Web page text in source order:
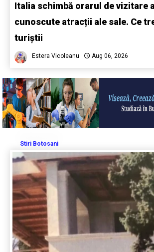
Italia schimbă orarul de vizitare
cunoscute atracții ale sale. Ce
turiștii
Estera Vicoleanu Aug 06, 2026
Stiri Botosani